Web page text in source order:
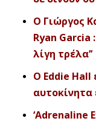
Ο Γιώργος
Ryan Garcia
λίγη τρέλα’’
O Eddie Hall
‘Adrenaline